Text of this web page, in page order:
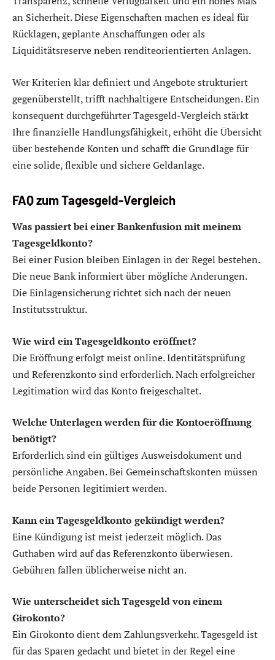
an Sicherheit. Diese Eigenschaften machen es ideal für
Rücklagen, geplante Anschaffungen oder als
Liquiditätsreserve neben renditeorientierten Anlagen.
Wer Kriterien klar definiert und Angebote strukturiert
gegenüberstellt, trifft nachhaltigere Entscheidungen. Ein
konsequent durchgeführter Tagesgeld-Vergleich stärkt
Ihre finanzielle Handlungsfähigkeit, erhöht die Übersicht
über bestehende Konten und schafft die Grundlage für
eine solide, flexible und sichere Geldanlage.
FAQ zum Tagesgeld-Vergleich
Was passiert bei einer Bankenfusion mit meinem
Tagesgeldkonto?
Bei einer Fusion bleiben Einlagen in der Regel bestehen.
Die neue Bank informiert über mögliche Änderungen.
Die Einlagensicherung richtet sich nach der neuen
Institutsstruktur.
Wie wird ein Tagesgeldkonto eröffnet?
Die Eröffnung erfolgt meist online. Identitätsprüfung
und Referenzkonto sind erforderlich. Nach erfolgreicher
Legitimation wird das Konto freigeschaltet.
Welche Unterlagen werden für die Kontoeröffnung
benötigt?
Erforderlich sind ein gültiges Ausweisdokument und
persönliche Angaben. Bei Gemeinschaftskonten müssen
beide Personen legitimiert werden.
Kann ein Tagesgeldkonto gekündigt werden?
Eine Kündigung ist meist jederzeit möglich. Das
Guthaben wird auf das Referenzkonto überwiesen.
Gebühren fallen üblicherweise nicht an.
Wie unterscheidet sich Tagesgeld von einem
Girokonto?
Ein Girokonto dient dem Zahlungsverkehr. Tagesgeld ist
für das Sparen gedacht und bietet in der Regel eine